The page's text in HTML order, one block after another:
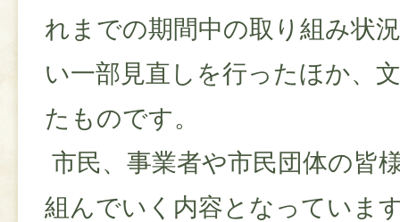
れまでの期間中の取り組み状
い一部見直しを行ったほか、
たものです。
市民、事業者や市民団体の皆
組んでいく内容となっていま